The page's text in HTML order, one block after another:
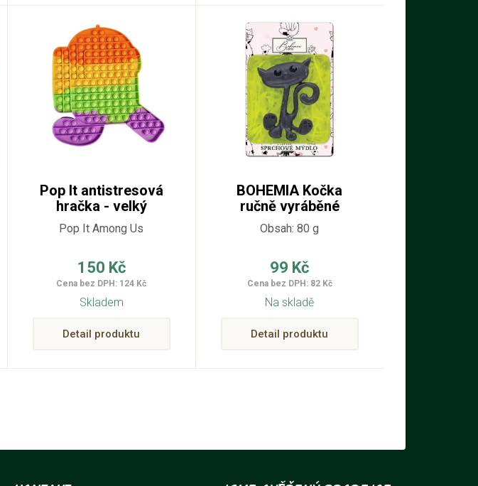
Pop It antistresová
hračka - velký
Among Us
Pop It Among Us
150 Kč
Cena bez DPH: 124 Kč
Skladem
Detail produktu
BOHEMIA Kočka
ručně vyráběné
tvarované mýdlo 80
g
Obsah: 80 g
99 Kč
Cena bez DPH: 82 Kč
Na skladě
Detail produktu